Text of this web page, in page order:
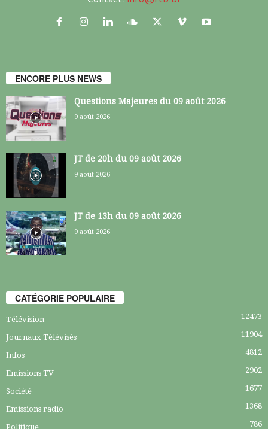
ENCORE PLUS NEWS
Questions Majeures du 09 août 2026
9 août 2026
JT de 20h du 09 août 2026
9 août 2026
JT de 13h du 09 août 2026
9 août 2026
CATÉGORIE POPULAIRE
Télévision 12473
Journaux Télévisés 11904
Infos 4812
Emissions TV 2902
Société 1677
Emissions radio 1368
Politique 786